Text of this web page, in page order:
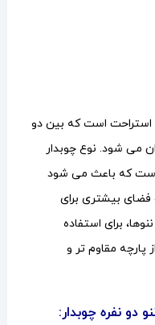
استراحت است که بین دو
می شود. نوع چوبدار
است که باعث می شود
فضای بیشتری برای
برای استفاده
پارچه مقاوم تر و
دو نفره چوبدار: